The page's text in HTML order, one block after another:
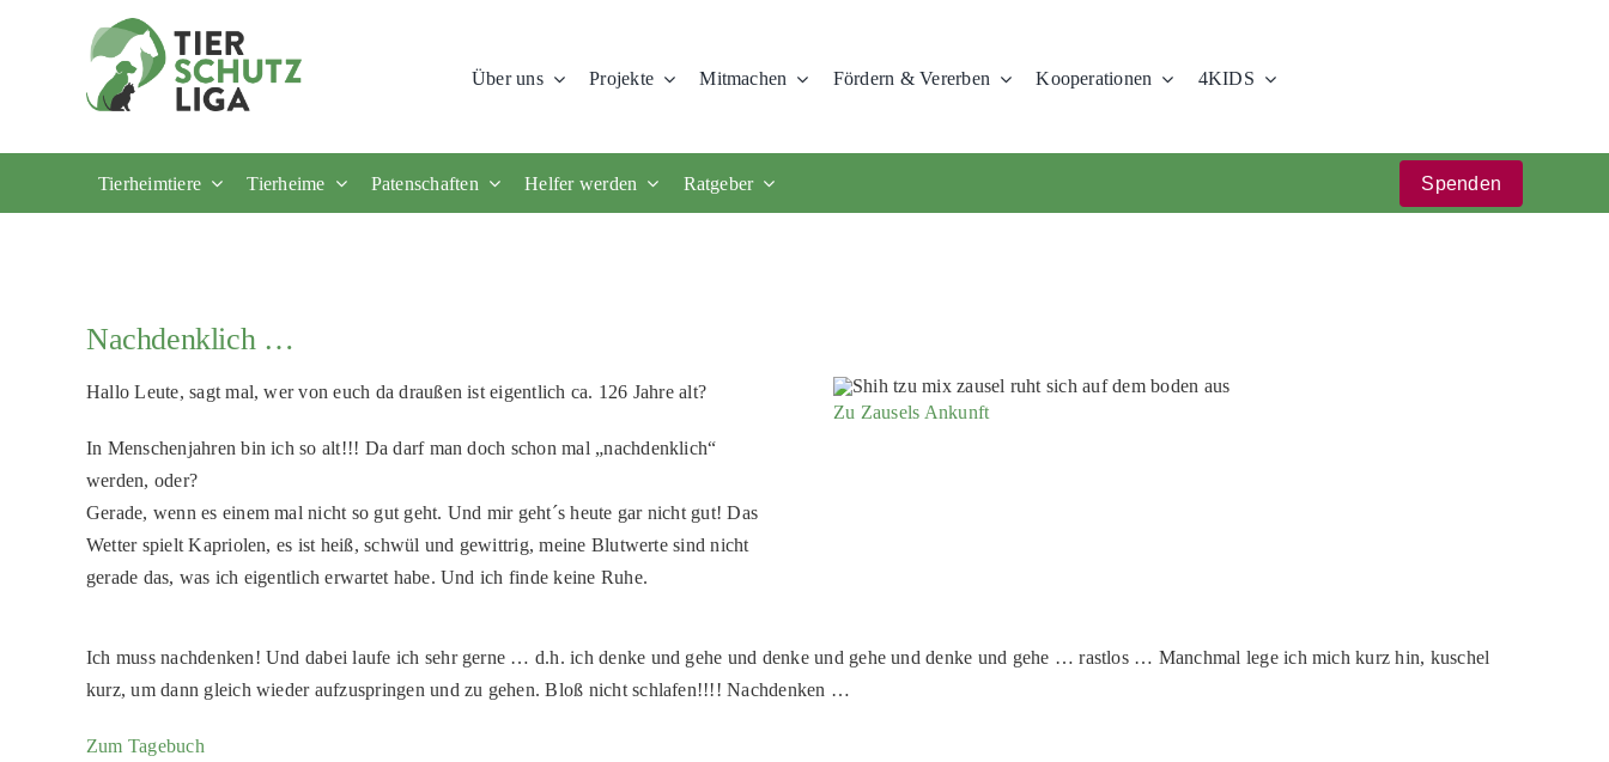
Über uns Projekte Mitmachen Fördern & Vererben Kooperationen 4KIDS
Tierheimtiere Tierheime Patenschaften Helfer werden Ratgeber Spenden
Nachdenklich …
Hallo Leute, sagt mal, wer von euch da draußen ist eigentlich ca. 126 Jahre alt?
In Menschenjahren bin ich so alt!!! Da darf man doch schon mal „nachdenklich“
werden, oder?
Gerade, wenn es einem mal nicht so gut geht. Und mir geht´s heute gar nicht gut! Das
Wetter spielt Kapriolen, es ist heiß, schwül und gewittrig, meine Blutwerte sind nicht
gerade das, was ich eigentlich erwartet habe. Und ich finde keine Ruhe.
Zu Zausels Ankunft
Ich muss nachdenken! Und dabei laufe ich sehr gerne … d.h. ich denke und gehe und denke und gehe und denke und gehe … rastlos … Manchmal lege ich mich kurz hin, kuschel
kurz, um dann gleich wieder aufzuspringen und zu gehen. Bloß nicht schlafen!!!! Nachdenken …
Zum Tagebuch